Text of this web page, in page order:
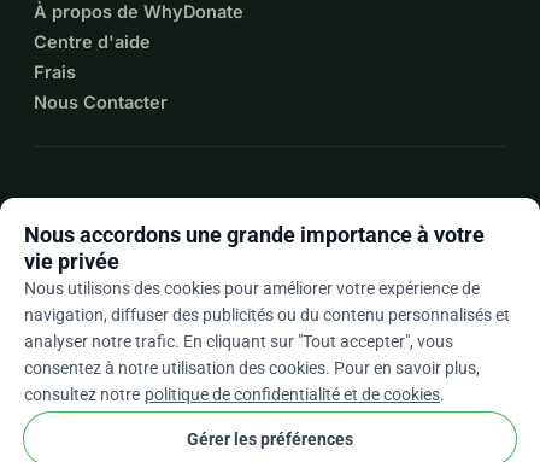
À propos de WhyDonate
Centre d'aide
Frais
Nous Contacter
Fr arrow_drop_down
★★★★★4,9 / 5 sur la base de 500+ avis
Nous accordons une grande importance à votre
vie privée
Nous utilisons des cookies pour améliorer votre expérience de
navigation, diffuser des publicités ou du contenu personnalisés et
analyser notre trafic. En cliquant sur "Tout accepter", vous
consentez à notre utilisation des cookies. Pour en savoir plus,
consultez notre politique de confidentialité et de cookies.
Gérer les préférences